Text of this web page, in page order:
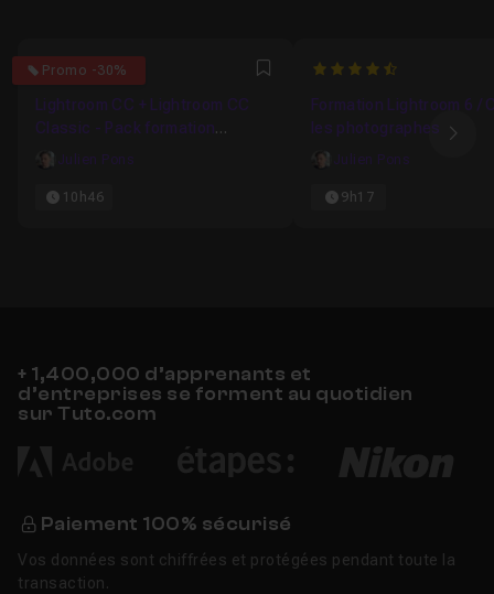
Promo -30%
4.2 Favori
Lightroom CC + Lightroom CC
Classic - Pack formation
complète
Julien Pons
10h46
4.6271186440678
Formation Lightroom 6 /
les photographes
Julien Pons
9h17
+ 1,400,000 d’apprenants et
d’entreprises se forment au quotidien
sur Tuto.com
Paiement 100% sécurisé
Vos données sont chiffrées et protégées pendant toute la
transaction.